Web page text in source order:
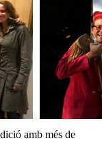
amb més de